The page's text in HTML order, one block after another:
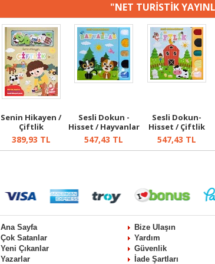
"NET TURİSTİK
Senin Hikayen /
Çiftlik
389,93 TL
Sesli Dokun -
Hisset / Hayvanlar
547,43 TL
Sesli Dokun-
Hisset / Çiftlik
547,43 TL
Ana Sayfa
Çok Satanlar
Yeni Çıkanlar
Yazarlar
Bize Ulaşın
Yardım
Güvenlik
İade Şartları